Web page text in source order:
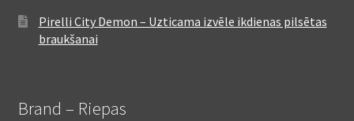
Pirelli City Demon – Uzticama izvēle ikdienas pilsētas
braukšanai
Brand – Riepas